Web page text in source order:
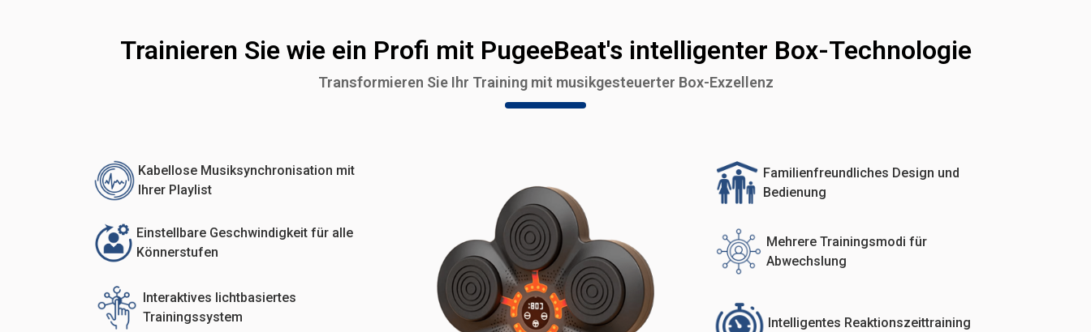
Trainieren Sie wie ein Profi mit PugeeBeat's intelligenter Box-Technologie
Transformieren Sie Ihr Training mit musikgesteuerter Box-Exzellenz
Kabellose Musiksynchronisation mit
Ihrer Playlist
Einstellbare Geschwindigkeit für alle
Könnerstufen
Interaktives lichtbasiertes
Trainingssystem
Familienfreundliches Design und
Bedienung
Mehrere Trainingsmodi für
Abwechslung
Intelligentes Reaktionszeittraining